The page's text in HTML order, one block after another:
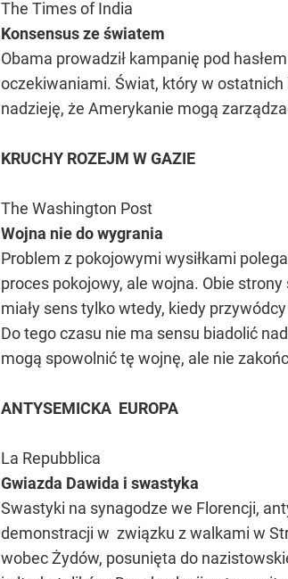
The Times of India
Konsensus ze światem
Obama prowadził kampanię pod
oczekiwaniami. Świat, który w ostatnich
nadzieję, że Amerykanie mogą
KRUCHY ROZEJM W GAZIE
The Washington Post
Wojna nie do wygrania
Problem z pokojowymi wysiłkami
proces pokojowy, ale wojna. Obie
miały sens tylko wtedy, kiedy
Do tego czasu nie ma sensu biadolić
mogą spowolnić tę wojnę, ale nie
ANTYSEMICKA EUROPA
La Repubblica
Gwiazda Dawida i swastyka
Swastyki na synagodze we Florencji,
demonstracji w związku z walkami w
wobec Żydów, posunięta do